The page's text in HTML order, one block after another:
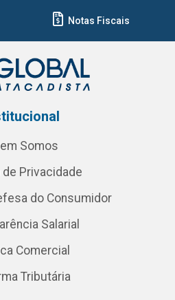
Notas Fiscais
Somos
de Privacidade
do Consumidor
Salarial
Comercial
Tributária